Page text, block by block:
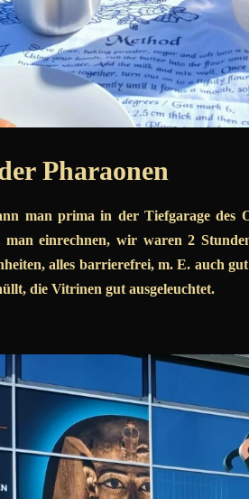
Pharaonen
man prima in der Tiefgarage des
einrechnen, wir waren 2
alles barrierefrei, m. E. auch
die Vitrinen gut ausgeleuchtet.